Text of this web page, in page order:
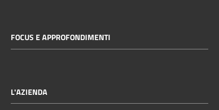
FOCUS E APPROFONDIMENTI
L'AZIENDA